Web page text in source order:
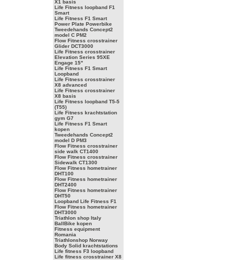
X1 basis
Life Fitness loopband F1
Smart
Life Fitness F1 Smart
Power Plate Powerbike
Tweedehands Concept2
model C PM2
Flow Fitness crosstrainer
Glider DCT3000
Life Fitness crosstrainer
Elevation Series 95XE
Engage 15"
Life Fitness F1 Smart
Loopband
Life Fitness crosstrainer
X8 advanced
Life Fitness crosstrainer
X8 basis
Life Fitness loopband T5-5
(T55)
Life Fitness krachtstation
gym G7
Life Fitness F1 Smart
kopen
Tweedehands Concept2
model D PM3
Flow Fitness crosstrainer
side walk CT1400
Flow Fitness crosstrainer
Sidewalk CT1300
Flow Fitness hometrainer
DHT100
Flow Fitness hometrainer
DHT2400
Flow Fitness hometrainer
DHT50
Loopband Life Fitness F1
Flow Fitness hometrainer
DHT3000
Triathlon shop Italy
BallBike kopen
Fitness equipment
Romania
Triathlonshop Norway
Body Solid krachtstations
Life fitness F3 loopband
Life fitness crosstrainer X8